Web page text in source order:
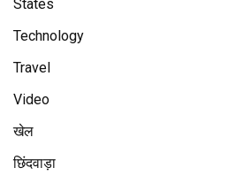
States
Technology
Travel
Video
खेल
छिंदवाड़ा